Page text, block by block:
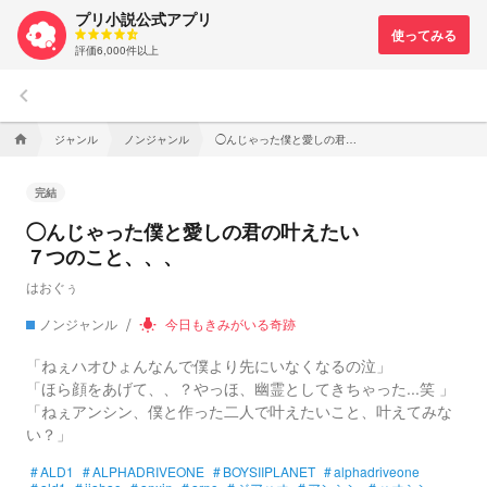
プリ小説公式アプリ
評価6,000件以上
keyboard_arrow_left
home ジャンル ノンジャンル
完結
◯んじゃった僕と愛しの君の叶えたい
７つのこと、、、
はおぐぅ
ノンジャンル
wb_incandescent 今日もきみがいる奇跡
「ねぇハオひょんなんで僕より先にいなくなるの泣」
「ほら顔をあげて、、？やっほ、幽霊としてきちゃった...笑 」
「ねぇアンシン、僕と作った二人で叶えたいこと、叶えてみな
い？」
#ALD1 #ALPHADRIVEONE #BOYSIIPLANET #alphadriveone